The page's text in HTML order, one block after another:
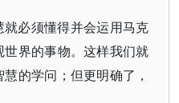
必须懂得并会运用马克
界的事物。这样我们就
的学问；但更明确了，